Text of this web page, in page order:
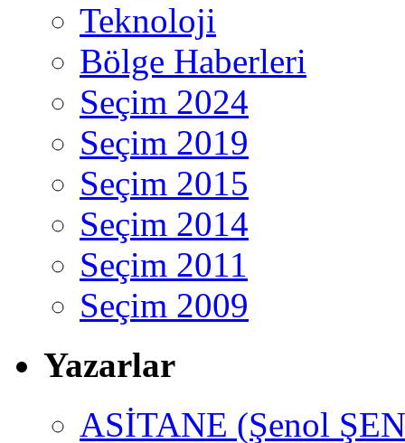
Teknoloji
Bölge Haberleri
Seçim 2024
Seçim 2019
Seçim 2015
Seçim 2014
Seçim 2011
Seçim 2009
Yazarlar
ASİTANE (Şenol